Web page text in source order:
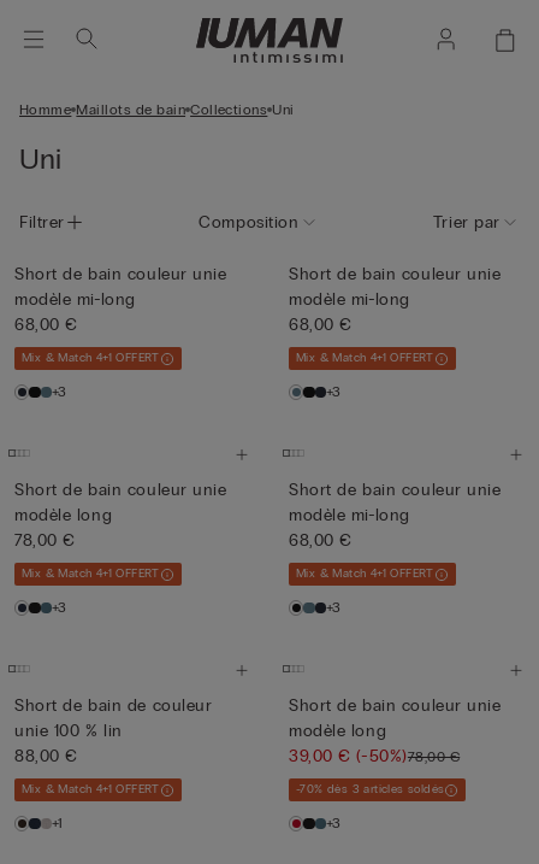
Homme Maillots de bain Collections Uni
Uni
Filtrer Composition Trier par
Short de bain couleur unie
modèle mi-long
68,00 €
Mix & Match 4+1 OFFERT
+3
Short de bain couleur unie
modèle mi-long
68,00 €
Mix & Match 4+1 OFFERT
+3
Short de bain couleur unie
modèle long
78,00 €
Mix & Match 4+1 OFFERT
+3
Short de bain couleur unie
modèle mi-long
68,00 €
Mix & Match 4+1 OFFERT
+3
Short de bain de couleur
unie 100 % lin
88,00 €
Mix & Match 4+1 OFFERT
+1
Short de bain couleur unie
modèle long
39,00 €(-50%)78,00 €
-70% dès 3 articles soldés
+3